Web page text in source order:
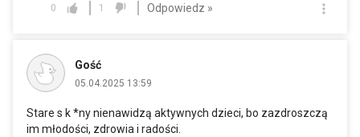
0 1 Odpowiedz »
Gość
05.04.2025 13:59
Stare s k *ny nienawidzą aktywnych dzieci, bo zazdroszczą
im młodości, zdrowia i radości.